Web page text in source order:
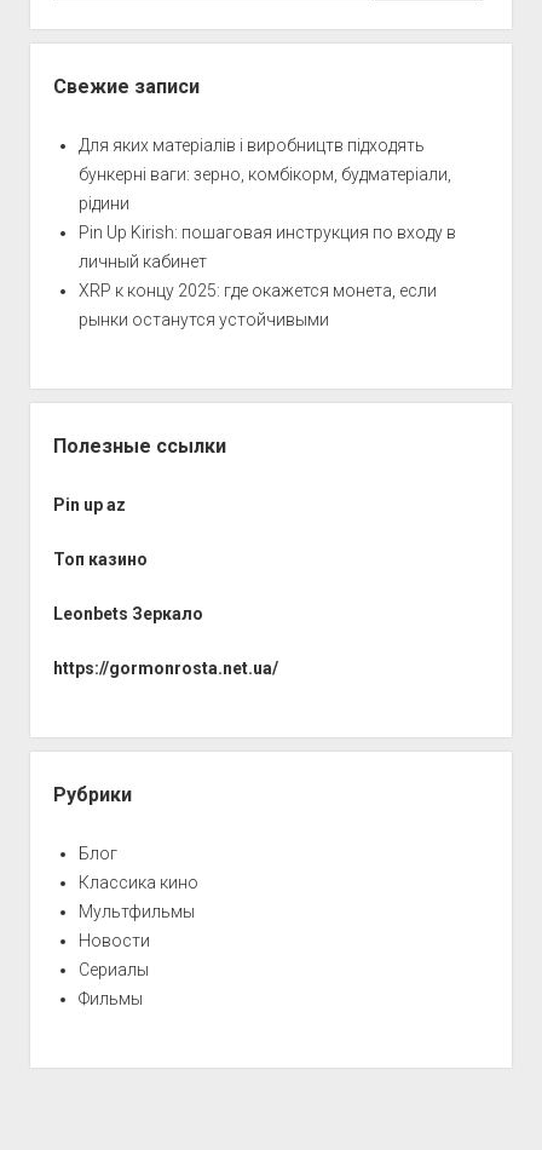
(2009)
Свежие записи
Для яких матеріалів і виробництв підходять
бункерні ваги: зерно, комбікорм, будматеріали,
рідини
Pin Up Kirish: пошаговая инструкция по входу в
личный кабинет
XRP к концу 2025: где окажется монета, если
рынки останутся устойчивыми
Полезные ссылки
Pin up az
Топ казино
Leonbets Зеркало
https://gormonrosta.net.ua/
Рубрики
Блог
Классика кино
Мультфильмы
Новости
Сериалы
Фильмы